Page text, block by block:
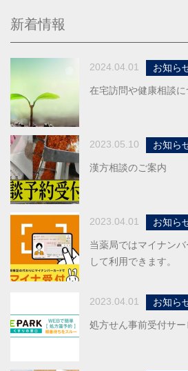
新着情報
2024.04.01 お知ら
在宅訪問や健康相談に
2023.05.10 お知ら
漢方相談のご案内
2023.04.01 お知ら
当薬局ではマイナン
して利用できます。
2023.04.01 お知ら
処方せん事前受付サー